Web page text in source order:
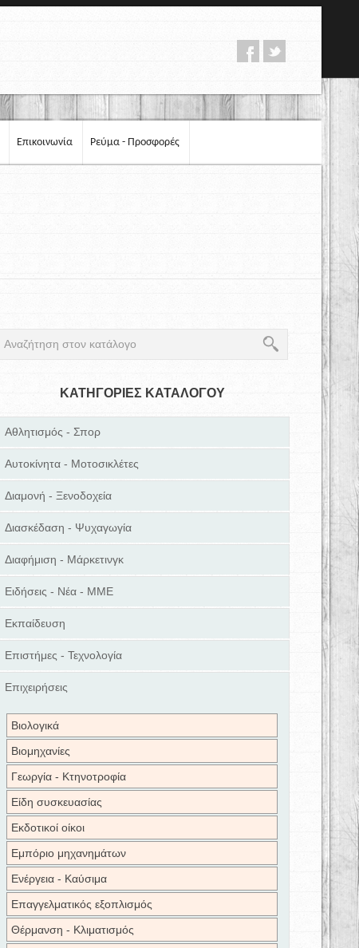
Επικοινωνία Ρεύμα - Προσφορές
ΚΑΤΗΓΟΡΙΕΣ ΚΑΤΑΛΟΓΟΥ
Αθλητισμός - Σπορ
Αυτοκίνητα - Μοτοσικλέτες
Διαμονή - Ξενοδοχεία
Διασκέδαση - Ψυχαγωγία
Διαφήμιση - Μάρκετινγκ
Ειδήσεις - Νέα - ΜΜΕ
Εκπαίδευση
Επιστήμες - Τεχνολογία
Επιχειρήσεις
Βιολογικά
Βιομηχανίες
Γεωργία - Κτηνοτροφία
Είδη συσκευασίας
Εκδοτικοί οίκοι
Εμπόριο μηχανημάτων
Ενέργεια - Καύσιμα
Επαγγελματικός εξοπλισμός
Θέρμανση - Κλιματισμός